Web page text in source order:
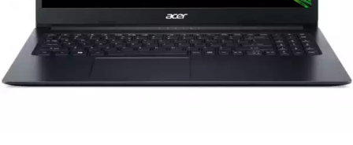
KUĆNI
APARATI
NEGA